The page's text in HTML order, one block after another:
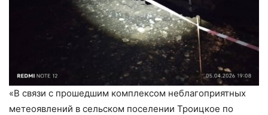
«В связи с прошедшим комплексом неблагоприятных
метеоявлений в сельском поселении Троицкое по